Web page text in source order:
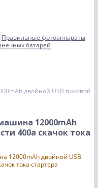
Правильные фотоаппараты
батарей
двойной USB пиковой
12000mAh
400а скачок тока